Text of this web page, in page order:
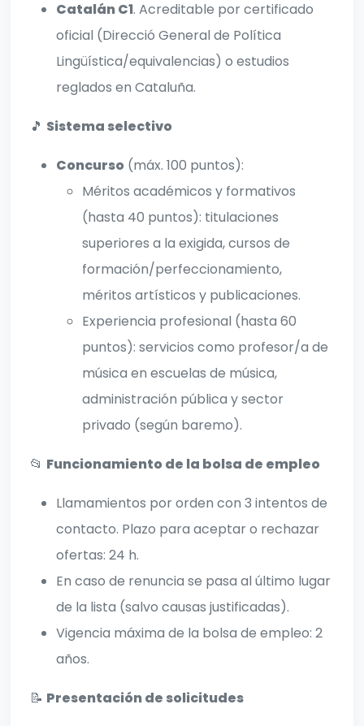
Catalán C1. Acreditable por certificado
oficial (Direcció General de Política
Lingüística/equivalencias) o estudios
reglados en Cataluña.
🎵 Sistema selectivo
Concurso (máx. 100 puntos):
Méritos académicos y formativos
(hasta 40 puntos): titulaciones
superiores a la exigida, cursos de
formación/perfeccionamiento,
méritos artísticos y publicaciones.
Experiencia profesional (hasta 60
puntos): servicios como profesor/a de
música en escuelas de música,
administración pública y sector
privado (según baremo).
📂 Funcionamiento de la bolsa de empleo
Llamamientos por orden con 3 intentos de
contacto. Plazo para aceptar o rechazar
ofertas: 24 h.
En caso de renuncia se pasa al último lugar
de la lista (salvo causas justificadas).
Vigencia máxima de la bolsa de empleo: 2
años.
📝 Presentación de solicitudes